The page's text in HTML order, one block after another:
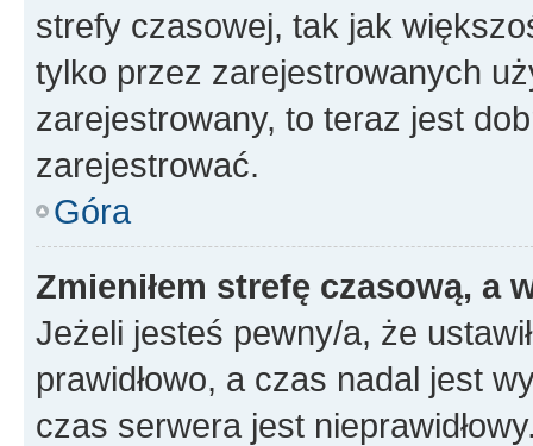
strefy czasowej, tak jak
tylko przez zarejestrowanych
zarejestrowany, to teraz jest
zarejestrować.
Góra
Zmieniłem strefę czasową, a
Jeżeli jesteś pewny/a, że
prawidłowo, a czas nadal jest
czas serwera jest